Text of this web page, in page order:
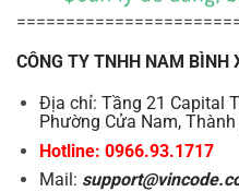
CÔNG TY TNHH NAM BÌNH
Địa chỉ: Tầng 21 Capital
Phường Cửa Nam,
Hotline: 0966.93.1717
Mail: